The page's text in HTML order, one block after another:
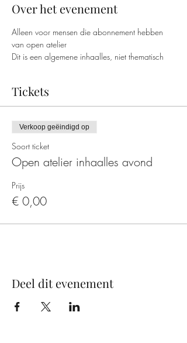
Over het evenement
Alleen voor mensen die abonnement hebben
van open atelier
Dit is een algemene inhaalles, niet thematisch
Tickets
Verkoop geëindigd op
Soort ticket
Open atelier inhaalles avond
Prijs
€ 0,00
Deel dit evenement